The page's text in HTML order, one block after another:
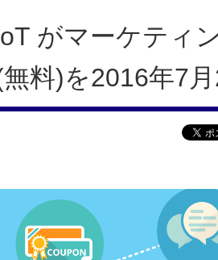
がマーケティ
料)を2016年7